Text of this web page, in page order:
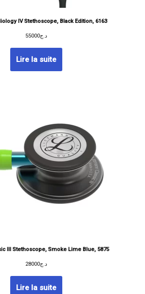
IV Stethoscope, Black Edition, 6163
د.ج55000
Lire la suite
III Stethoscope, Smoke Lime Blue, 5875
د.ج28000
Lire la suite